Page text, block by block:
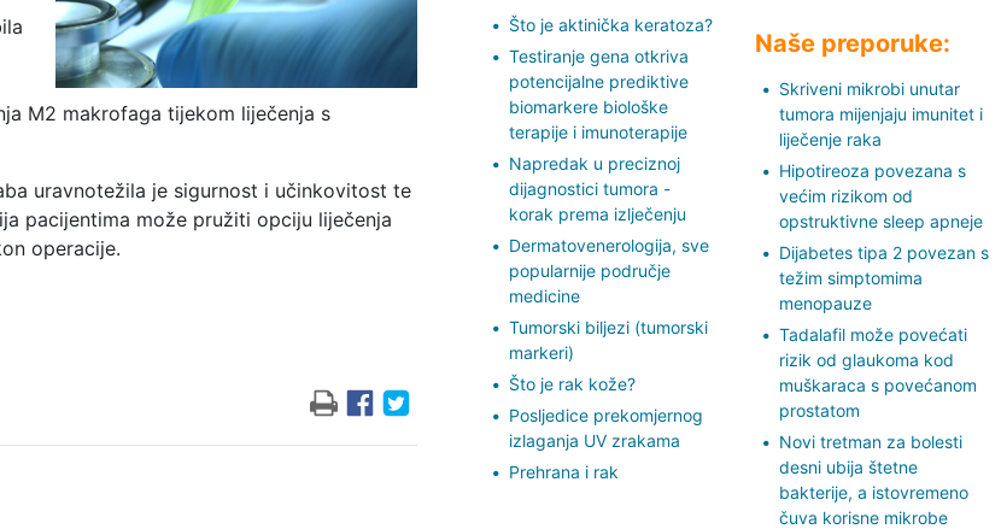
M2 makrofaga tijekom liječenja s
uravnotežila je sigurnost i učinkovitost te
pacijentima može pružiti opciju liječenja
operacije.
Što je aktinička keratoza?
Testiranje gena otkriva
potencijalne prediktive
biomarkere biološke
terapije i imunoterapije
Napredak u preciznoj
dijagnostici tumora -
korak prema izlječenju
Dermatovenerologija, sve
popularnije područje
medicine
Tumorski biljezi (tumorski
markeri)
Što je rak kože?
Posljedice prekomjernog
izlaganja UV zrakama
Prehrana i rak
Naše preporuke:
Skriveni mikrobi unutar
tumora mijenjaju imunitet i
liječenje raka
Hipotireoza povezana s
većim rizikom od
opstruktivne sleep apneje
Dijabetes tipa 2 povezan s
težim simptomima
menopauze
Tadalafil može povećati
rizik od glaukoma kod
muškaraca s povećanom
prostatom
Novi tretman za bolesti
desni ubija štetne
bakterije, a istovremeno
čuva korisne mikrobe